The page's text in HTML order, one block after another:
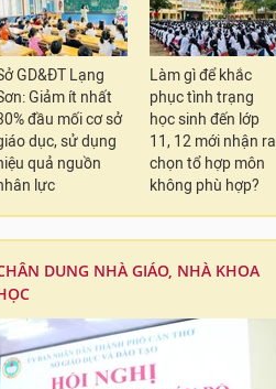
GD&ĐT Lạng
Giảm ít nhất
đầu mối cơ sở
dục, sử dụng
quả nguồn
lực
Làm gì để khắc
phục tình trạng
học sinh đến lớp
11, 12 mới nhận ra
chọn tổ hợp môn
không phù hợp?
DUNG NHÀ GIÁO, NHÀ KHOA